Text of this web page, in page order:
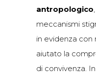
antropologico
meccanismi
in evidenza con
aiutato la
di convivenza.